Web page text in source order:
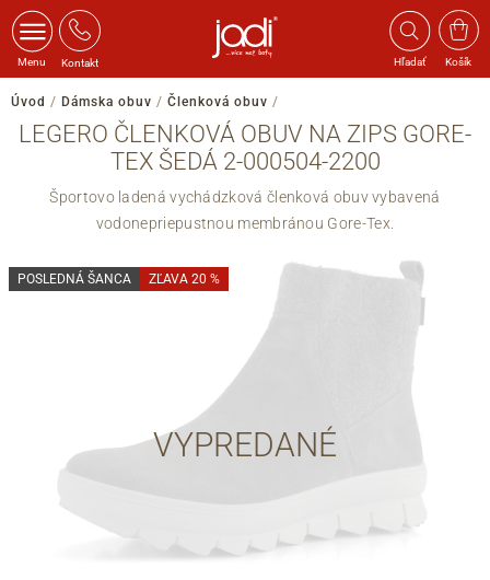
Menu Kontakt Hľadať Košík
Úvod / Dámska obuv / Členková obuv /
LEGERO ČLENKOVÁ OBUV NA ZIPS GORE-
TEX ŠEDÁ 2-000504-2200
Športovo ladená vychádzková členková obuv vybavená
vodonepriepustnou membránou Gore-Tex.
VYPREDANÉ
POSLEDNÁ ŠANCA ZĽAVA 20 %